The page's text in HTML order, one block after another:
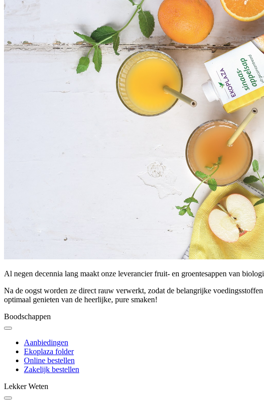
Al negen decennia lang maakt onze leverancier fruit- en groentesappen van
Na de oogst worden ze direct rauw verwerkt, zodat de belangrijke
optimaal genieten van de heerlijke, pure smaken!
Boodschappen
Aanbiedingen
Ekoplaza folder
Online bestellen
Zakelijk bestellen
Lekker Weten